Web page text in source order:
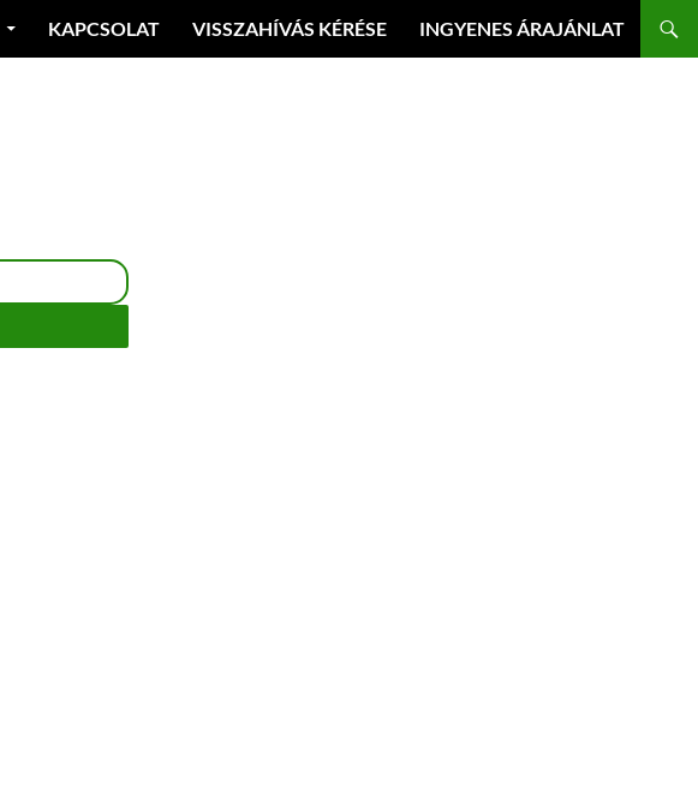
KAPCSOLAT VISSZAHÍVÁS KÉRÉSE INGYENES ÁRAJÁNLAT